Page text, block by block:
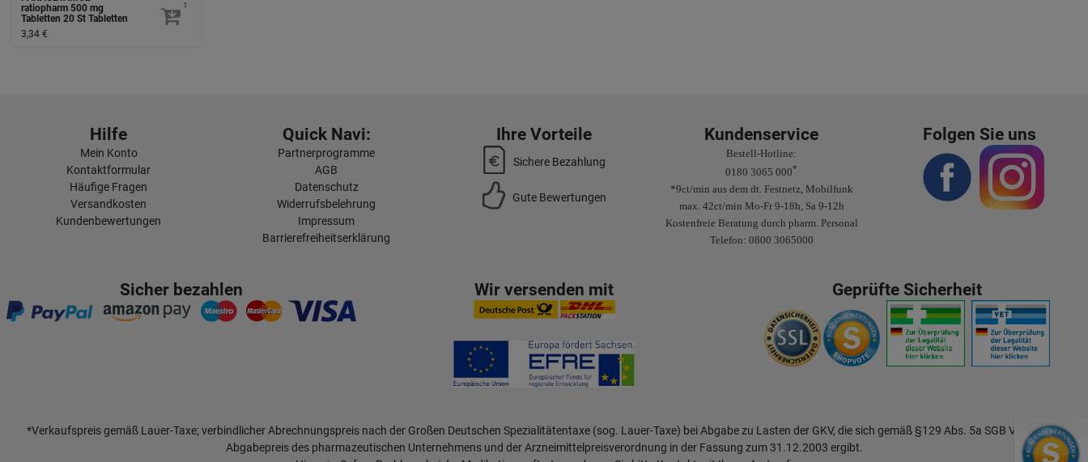
ratiopharm 500 mg
Tabletten 20 St Tabletten
3,34 €
1
Hilfe
Mein Konto
Kontaktformular
Häufige Fragen
Versandkosten
Kundenbewertungen
Quick Navi:
Partnerprogramme
AGB
Datenschutz
Widerrufsbelehrung
Impressum
Barrierefreiheitserklärung
Ihre Vorteile
Sichere Bezahlung
Gute Bewertungen
Kundenservice
Bestell-Hotline:
0180 3065 000*
*9ct/min aus dem dt. Festnetz, Mobilfunk
max. 42ct/min Mo-Fr 9-18h, Sa 9-12h
Kostenfreie Beratung durch pharm. Personal
Telefon: 0800 3065000
Folgen Sie uns
Sicher bezahlen Wir versenden mit Geprüfte Sicherheit
*Verkaufspreis gemäß Lauer-Taxe; verbindlicher Abrechnungspreis nach der Großen Deutschen Spezialitätentaxe (sog. Lauer-Taxe) bei Abgabe zu Lasten der GKV, die sich gemäß §129 Abs. 5a SGB V aus dem
Abgabepreis des pharmazeutischen Unternehmens und der Arzneimittelpreisverordnung in der Fassung zum 31.12.2003 ergibt.